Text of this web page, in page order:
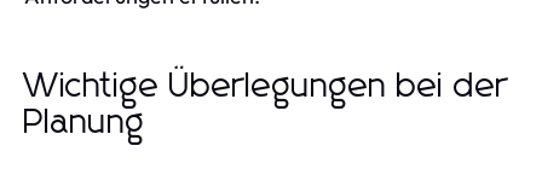
Wichtige Überlegungen bei der
Planung